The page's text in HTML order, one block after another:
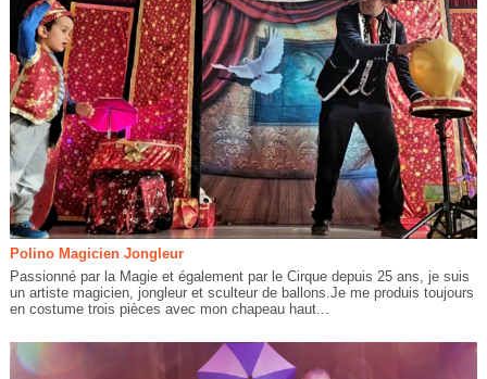
Polino Magicien Jongleur
Passionné par la Magie et également par le Cirque depuis 25 ans, je suis
un artiste magicien, jongleur et sculteur de ballons.Je me produis toujours
en costume trois pièces avec mon chapeau haut...